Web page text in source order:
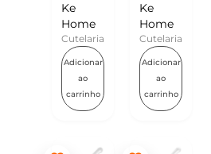
Ke
Home
Cutelaria
Adicionar
ao
carrinho
Ke
Home
Cutelaria
Adicionar
ao
carrinho